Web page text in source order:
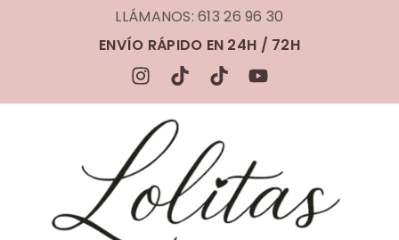
LLÁMANOS: 613 26 96 30
ENVÍO RÁPIDO EN 24H / 72H